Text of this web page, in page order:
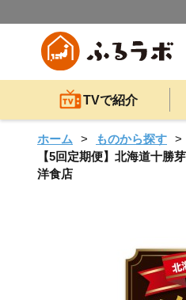
TVで紹介
ホーム ものから探す
【5回定期便】北海道十勝
洋食店